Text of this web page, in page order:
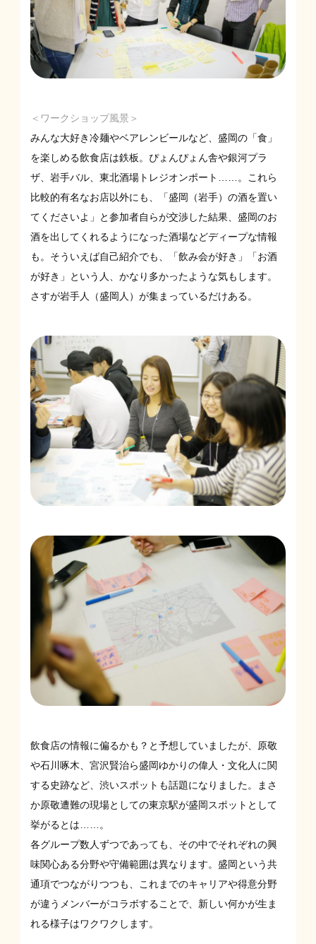
＜ワークショップ風景＞
みんな大好き冷麺やベアレンビールなど、盛岡の「食」
を楽しめる飲食店は鉄板。ぴょんぴょん舎や銀河プラ
ザ、岩手バル、東北酒場トレジオンポート……。これら
比較的有名なお店以外にも、「盛岡（岩手）の酒を置い
てくださいよ」と参加者自らが交渉した結果、盛岡のお
酒を出してくれるようになった酒場などディープな情報
も。そういえば自己紹介でも、「飲み会が好き」「お酒
が好き」という人、かなり多かったような気もします。
さすが岩手人（盛岡人）が集まっているだけある。
飲食店の情報に偏るかも？と予想していましたが、原敬
や石川啄木、宮沢賢治ら盛岡ゆかりの偉人・文化人に関
する史跡など、渋いスポットも話題になりました。まさ
か原敬遭難の現場としての東京駅が盛岡スポットとして
挙がるとは……。
各グループ数人ずつであっても、その中でそれぞれの興
味関心ある分野や守備範囲は異なります。盛岡という共
通項でつながりつつも、これまでのキャリアや得意分野
が違うメンバーがコラボすることで、新しい何かが生ま
れる様子はワクワクします。